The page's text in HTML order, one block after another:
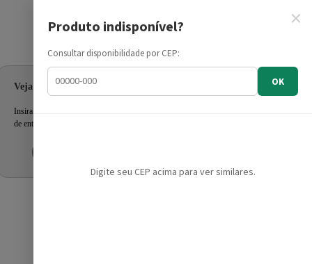
Informe seu CEP
Veja as ofertas para seu endereço!
Insira seu CEP e confira a disponibilidade dos produtos e prazo
de entrega.
×
Produto indisponível?
Consultar disponibilidade por CEP:
OK
Digite seu CEP acima para ver similares.